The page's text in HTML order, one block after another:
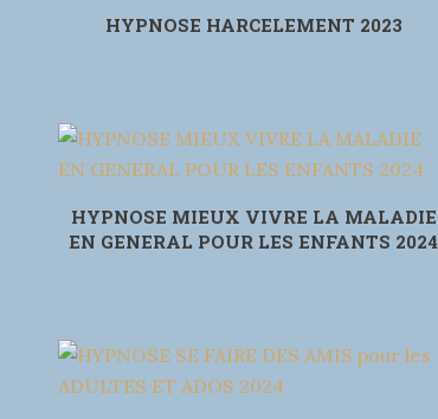
HYPNOSE HARCELEMENT 2023
HYPNOSE MIEUX VIVRE LA MALADIE
EN GENERAL POUR LES ENFANTS 2024